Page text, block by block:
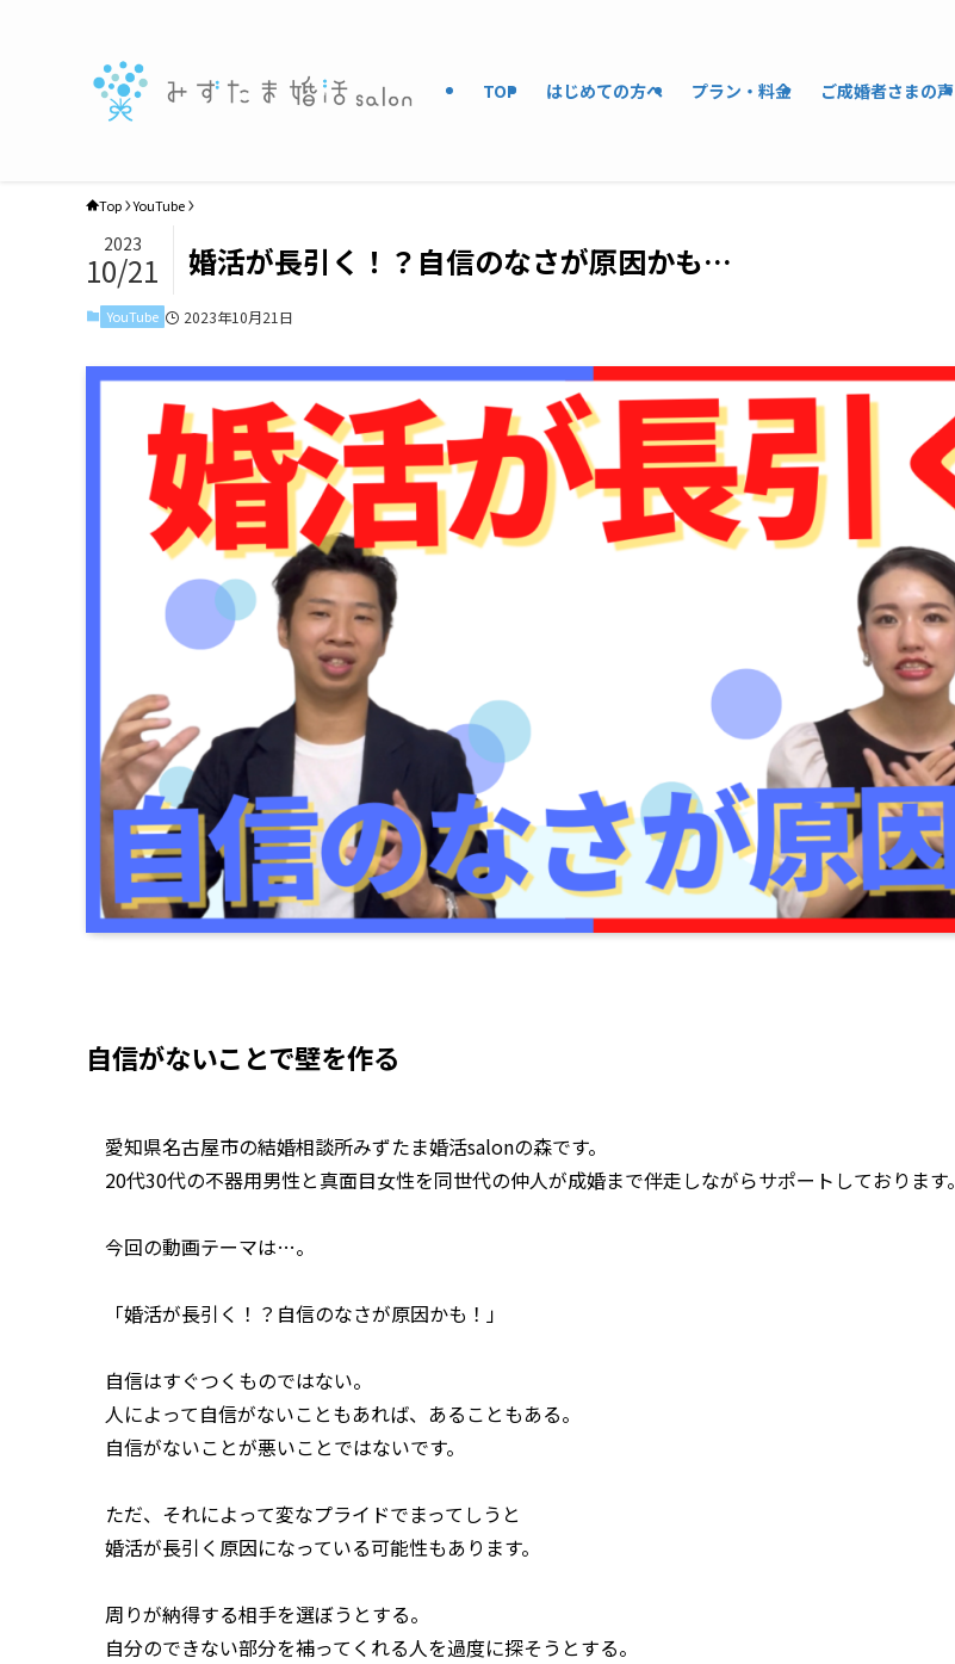
TOP はじめての方へ プラン・料金 ご成婚者さまの声
Top YouTube
婚活が長引く！？自信のなさが原因かも…
2023
10/21
YouTube 2023年10月21日
自信がないことで壁を作る
愛知県名古屋市の結婚相談所みずたま婚活salonの森です。
20代30代の不器用男性と真面目女性を同世代の仲人が成婚まで伴走しながらサポートしております。
今回の動画テーマは…。
「婚活が長引く！？自信のなさが原因かも！」
自信はすぐつくものではない。
人によって自信がないこともあれば、あることもある。
自信がないことが悪いことではないです。
ただ、それによって変なプライドでまってしうと
婚活が長引く原因になっている可能性もあります。
周りが納得する相手を選ぼうとする。
自分のできない部分を補ってくれる人を過度に探そうとする。